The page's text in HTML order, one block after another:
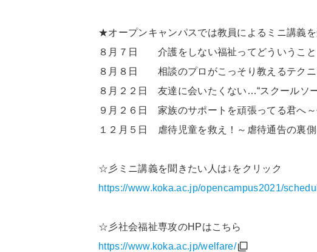
★オープンキャンパスでは教員による ミニ講義
８月７日 介護をしない福祉ってどういうこと
８月８日 相談のプロがこっそり教えるテクニ
８月２２日 友達に会いたくない…“スクールソ
９月２６日 家族のサポートを頑張ってる君へ
１２月５日 虐待児童を救え！～虐待通告の裏側
☆彡ミニ講義を聞きたい人は↓をクリック
https://www.koka.ac.jp/opencampus2021/
☆彡社会福祉専攻のHPはこちら
https://www.koka.ac.jp/welfare/